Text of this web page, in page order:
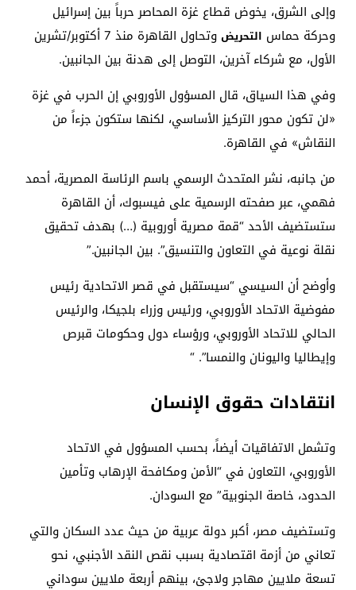
وإلى الشرق، يخوض قطاع غزة المحاصر حرباً بين إسرائيل
وحركة حماس التحريض
وتحاول القاهرة منذ 7 أكتوبر/تشرين
الأول، مع شركاء آخرين، التوصل إلى هدنة بين الجانبين.
وفي هذا السياق، قال المسؤول الأوروبي إن الحرب في غزة
«لن تكون محور التركيز الأساسي، لكنها ستكون جزءاً من
النقاش» في القاهرة.
من جانبه، نشر المتحدث الرسمي باسم الرئاسة المصرية، أحمد
فهمي، عبر صفحته الرسمية على فيسبوك، أن القاهرة
ستستضيف الأحد “قمة مصرية أوروبية (…) بهدف تحقيق
نقلة نوعية في التعاون والتنسيق”. بين الجانبين.”
وأوضح أن السيسي “سيستقبل في قصر الاتحادية رئيس
مفوضية الاتحاد الأوروبي، ورئيس وزراء بلجيكا، والرئيس
الحالي للاتحاد الأوروبي، ورؤساء دول وحكومات قبرص
وإيطاليا واليونان والنمسا”. “
انتقادات حقوق الإنسان
وتشمل الاتفاقيات أيضاً، بحسب المسؤول في الاتحاد
الأوروبي، التعاون في “الأمن ومكافحة الإرهاب وتأمين
الحدود، خاصة الجنوبية” مع السودان.
وتستضيف مصر، أكبر دولة عربية من حيث عدد السكان والتي
تعاني من أزمة اقتصادية بسبب نقص النقد الأجنبي، نحو
تسعة ملايين مهاجر ولاجئ، بينهم أربعة ملايين سوداني